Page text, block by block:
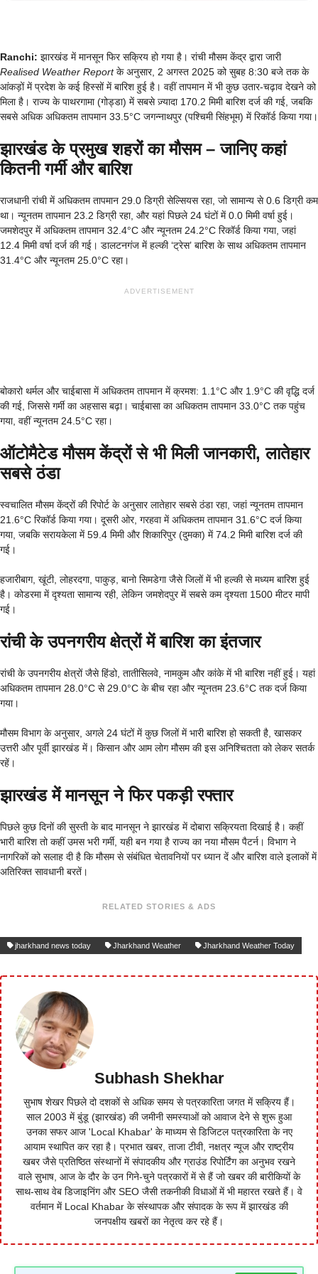
Ranchi: झारखंड में मानसून फिर सक्रिय हो गया है। रांची मौसम केंद्र द्वारा जारी
Realised Weather Reportके अनुसार, 2 अगस्त 2025 को सुबह 8:30 बजे तक के
आंकड़ों में प्रदेश के कई हिस्सों में बारिश हुई है। वहीं तापमान में भी कुछ उतार-चढ़ाव देखने को
मिला है। राज्य के पाथरगामा (गोड्डा) में सबसे ज़्यादा 170.2 मिमी बारिश दर्ज की गई, जबकि
सबसे अधिक अधिकतम तापमान 33.5°C जगन्नाथपुर (पश्चिमी सिंहभूम) में रिकॉर्ड किया गया।
झारखंड के प्रमुख शहरों का मौसम – जानिए कहां
कितनी गर्मी और बारिश
राजधानी रांची में अधिकतम तापमान 29.0 डिग्री सेल्सियस रहा, जो सामान्य से 0.6 डिग्री कम
था। न्यूनतम तापमान 23.2 डिग्री रहा, और यहां पिछले 24 घंटों में 0.0 मिमी वर्षा हुई।
जमशेदपुर में अधिकतम तापमान 32.4°C और न्यूनतम 24.2°C रिकॉर्ड किया गया, जहां
12.4 मिमी वर्षा दर्ज की गई। डालटनगंज में हल्की ‘ट्रेस’ बारिश के साथ अधिकतम तापमान
31.4°C और न्यूनतम 25.0°C रहा।
ADVERTISEMENT
बोकारो थर्मल और चाईबासा में अधिकतम तापमान में क्रमश: 1.1°C और 1.9°C की वृद्धि दर्ज
की गई, जिससे गर्मी का अहसास बढ़ा। चाईबासा का अधिकतम तापमान 33.0°C तक पहुंच
गया, वहीं न्यूनतम 24.5°C रहा।
ऑटोमैटेड मौसम केंद्रों से भी मिली जानकारी, लातेहार
सबसे ठंडा
स्वचालित मौसम केंद्रों की रिपोर्ट के अनुसार लातेहार सबसे ठंडा रहा, जहां न्यूनतम तापमान
21.6°C रिकॉर्ड किया गया। दूसरी ओर, गरहवा में अधिकतम तापमान 31.6°C दर्ज किया
गया, जबकि सरायकेला में 59.4 मिमी और शिकारिपुर (दुमका) में 74.2 मिमी बारिश दर्ज की
गई।
हजारीबाग, खूंटी, लोहरदगा, पाकुड़, बानो सिमडेगा जैसे जिलों में भी हल्की से मध्यम बारिश हुई
है। कोडरमा में दृश्यता सामान्य रही, लेकिन जमशेदपुर में सबसे कम दृश्यता 1500 मीटर मापी
गई।
रांची के उपनगरीय क्षेत्रों में बारिश का इंतजार
रांची के उपनगरीय क्षेत्रों जैसे हिंडो, तातीसिलवे, नामकुम और कांके में भी बारिश नहीं हुई। यहां
अधिकतम तापमान 28.0°C से 29.0°C के बीच रहा और न्यूनतम 23.6°C तक दर्ज किया
गया।
मौसम विभाग के अनुसार, अगले 24 घंटों में कुछ जिलों में भारी बारिश हो सकती है, खासकर
उत्तरी और पूर्वी झारखंड में। किसान और आम लोग मौसम की इस अनिश्चितता को लेकर सतर्क
रहें।
झारखंड में मानसून ने फिर पकड़ी रफ्तार
पिछले कुछ दिनों की सुस्ती के बाद मानसून ने झारखंड में दोबारा सक्रियता दिखाई है। कहीं
भारी बारिश तो कहीं उमस भरी गर्मी, यही बन गया है राज्य का नया मौसम पैटर्न। विभाग ने
नागरिकों को सलाह दी है कि मौसम से संबंधित चेतावनियों पर ध्यान दें और बारिश वाले इलाकों में
अतिरिक्त सावधानी बरतें।
RELATED STORIES & ADS
jharkhand news today Jharkhand Weather Jharkhand Weather Today
Subhash Shekhar
सुभाष शेखर पिछले दो दशकों से अधिक समय से पत्रकारिता जगत में सक्रिय हैं।
साल 2003 में बुंडू (झारखंड) की जमीनी समस्याओं को आवाज देने से शुरू हुआ
उनका सफर आज 'Local Khabar' के माध्यम से डिजिटल पत्रकारिता के नए
आयाम स्थापित कर रहा है। प्रभात खबर, ताजा टीवी, नक्षत्र न्यूज और राष्ट्रीय
खबर जैसे प्रतिष्ठित संस्थानों में संपादकीय और ग्राउंड रिपोर्टिंग का अनुभव रखने
वाले सुभाष, आज के दौर के उन गिने-चुने पत्रकारों में से हैं जो खबर की बारीकियों के
साथ-साथ वेब डिजाइनिंग और SEO जैसी तकनीकी विधाओं में भी महारत रखते हैं। वे
वर्तमान में Local Khabar के संस्थापक और संपादक के रूप में झारखंड की
जनपक्षीय खबरों का नेतृत्व कर रहे हैं।